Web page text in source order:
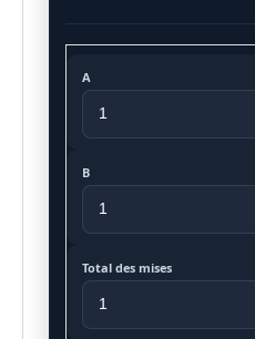
A
B
Total des mises